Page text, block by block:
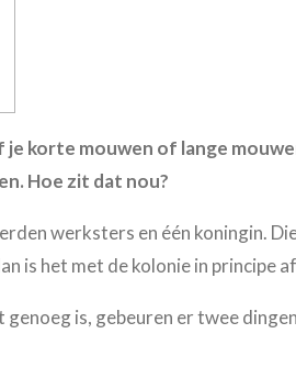
korte mouwen of lange
Hoe zit dat nou?
werksters en één koningin.
is het met de kolonie in principe
is, gebeuren er twee